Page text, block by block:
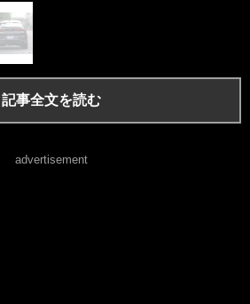
記事全文を読む
advertisement